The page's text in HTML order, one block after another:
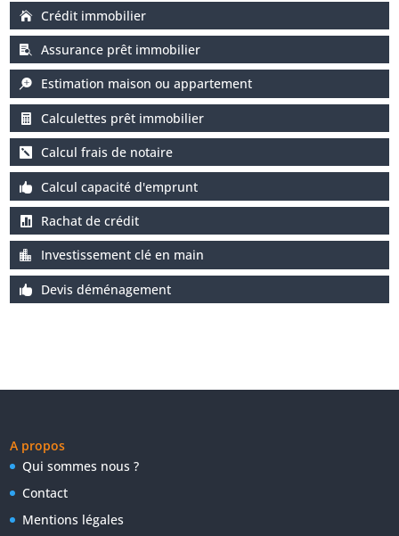
Crédit immobilier
Assurance prêt immobilier
Estimation maison ou appartement
Calculettes prêt immobilier
Calcul frais de notaire
Calcul capacité d'emprunt
Rachat de crédit
Investissement clé en main
Devis déménagement
A propos
Qui sommes nous ?
Contact
Mentions légales